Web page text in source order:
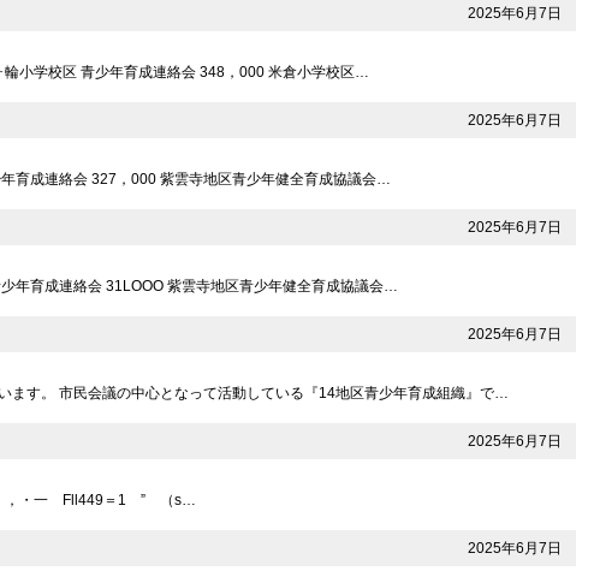
2025年6月7日
輪小学校区 青少年育成連絡会 348，000 米倉小学校区…
2025年6月7日
育成連絡会 327，000 紫雲寺地区青少年健全育成協議会…
2025年6月7日
年育成連絡会 31LOOO 紫雲寺地区青少年健全育成協議会…
2025年6月7日
す。 市民会議の中心となって活動している『14地区青少年育成組織』で…
2025年6月7日
・一 Fll449＝1 ” （s…
2025年6月7日